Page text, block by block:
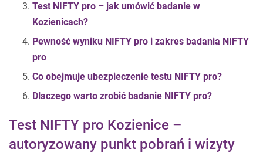
Test NIFTY pro – jak umówić badanie w
Kozienicach?
Pewność wyniku NIFTY pro i zakres badania NIFTY
pro
Co obejmuje ubezpieczenie testu NIFTY pro?
Dlaczego warto zrobić badanie NIFTY pro?
Test NIFTY pro Kozienice –
autoryzowany punkt pobrań i wizyty